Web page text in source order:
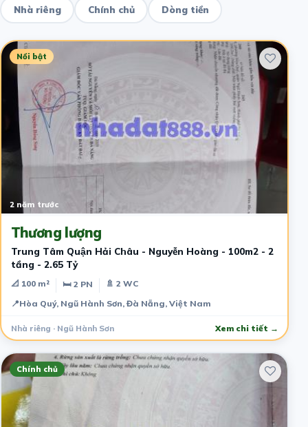
Nhà riêng Chính chủ Dòng tiền
Nổi bật
2 năm trước
Thương lượng
Trung Tâm Quận Hải Châu - Nguyễn Hoàng - 100m2 - 2
tầng - 2.65 Tỷ
📐 100 m² 🛏 2 PN
🚿 2 WC
📍Hòa Quý, Ngũ Hành Sơn, Đà Nẵng, Việt Nam
Nhà riêng · Ngũ Hành Sơn Xem chi tiết →
Chính chủ